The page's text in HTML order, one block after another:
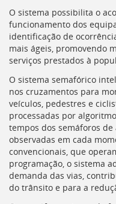
[]
Ir
para
o
conteúdo
página
[]
Ir
para
a
busca
[]
Voltar
para
o
O sistema possibilita o
funcionamento dos
identificação de
mais ágeis, promovendo
serviços prestados à
O sistema semafórico
nos cruzamentos para
veículos, pedestres e
processadas por
tempos dos semáforos
observadas em cada
convencionais, que
programação, o sistema
demanda das vias,
do trânsito e para a